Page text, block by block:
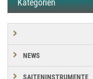
Kategorien
NEWS
SAITENINSTRUMENTE